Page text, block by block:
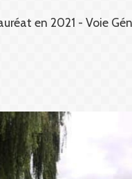
en 2021 - Voie